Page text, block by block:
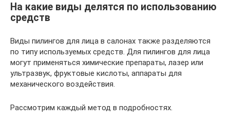
На какие виды делятся по использованию
средств
Виды пилингов для лица в салонах также разделяются
по типу используемых средств. Для пилингов для лица
могут применяться химические препараты, лазер или
ультразвук, фруктовые кислоты, аппараты для
механического воздействия.
Рассмотрим каждый метод в подробностях.